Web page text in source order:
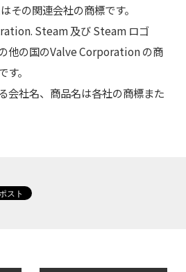
その関連会社の商標です。
Steam 及び Steam ロゴ
他の国のValve Corporation の商
。
会社名、商品名は各社の商標また